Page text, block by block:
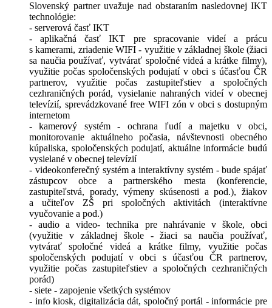
Slovenský partner uvažuje nad obstaraním nasledovnej IKT
technológie:
- serverová časť IKT
- aplikačná časť IKT pre spracovanie videí a prácu
s kamerami, zriadenie WIFI - využitie v základnej škole (žiaci
sa naučia používať, vytvárať spoločné videá a krátke filmy),
využitie počas spoločenských podujatí v obci s účasťou ČR
partnerov, využitie počas zastupiteľstiev a spoločných
cezhraničných porád, vysielanie nahraných videí v obecnej
televízií, sprevádzkované free WIFI zón v obci s dostupným
internetom
- kamerový systém - ochrana ľudí a majetku v obci,
monitorovanie aktuálneho počasia, návštevnosti obecného
kúpaliska, spoločenských podujatí, aktuálne informácie budú
vysielané v obecnej televízií
- videokonferečný systém a interaktívny systém - bude spájať
zástupcov obce a partnerského mesta (konferencie,
zastupiteľstvá, porady, výmeny skúsenosti a pod.), žiakov
a učiteľov ZŠ pri spoločných aktivitách (interaktívne
vyučovanie a pod.)
- audio a video- technika pre nahrávanie v škole, obci
(využitie v základnej škole - žiaci sa naučia používať,
vytvárať spoločné videá a krátke filmy, využitie počas
spoločenských podujatí v obci s účasťou ČR partnerov,
využitie počas zastupiteľstiev a spoločných cezhraničných
porád)
- siete - zapojenie všetkých systémov
- info kiosk, digitalizácia dát, spoločný portál - informácie pre